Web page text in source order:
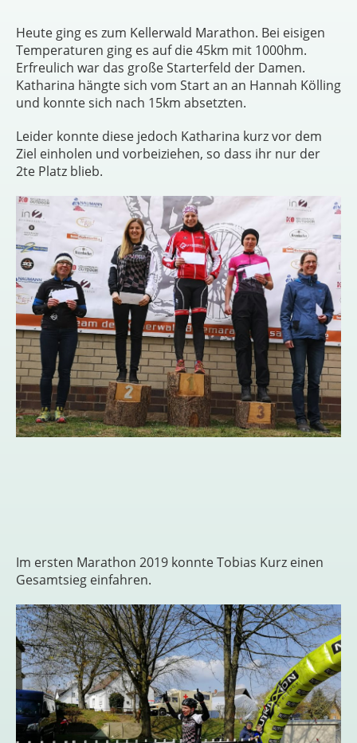
Heute ging es zum Kellerwald Marathon. Bei eisigen
Temperaturen ging es auf die 45km mit 1000hm.
Erfreulich war das große Starterfeld der Damen.
Katharina hängte sich vom Start an an Hannah Kölling
und konnte sich nach 15km absetzten.
Leider konnte diese jedoch Katharina kurz vor dem
Ziel einholen und vorbeiziehen, so dass ihr nur der
2te Platz blieb.
Im ersten Marathon 2019 konnte Tobias Kurz einen
Gesamtsieg einfahren.